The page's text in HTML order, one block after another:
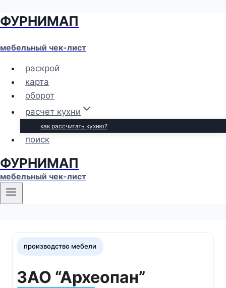
Перейти
содержимому
ФУРНИМАП
мебельный чек-лист
раскрой
карта
оборот
расчет кухни
как рассчитать кухню?
поиск
ФУРНИМАП
мебельный чек-лист
производство мебели
ЗАО “Археопан”